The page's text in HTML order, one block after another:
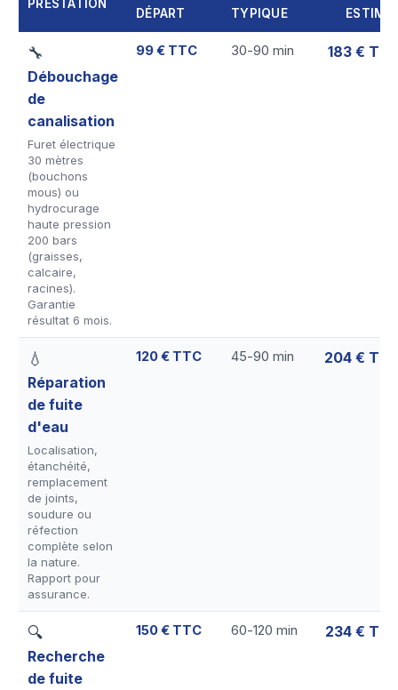
PRESTATION
DÉPART
TYPIQUE
🔧
Débouchage
de
canalisation
Furet électrique
30 mètres
(bouchons
mous) ou
hydrocurage
haute pression
200 bars
(graisses,
calcaire,
racines).
Garantie
résultat 6 mois.
99 € TTC 30-90 min 183 €
💧
Réparation
de fuite
d'eau
Localisation,
étanchéité,
remplacement
de joints,
soudure ou
réfection
complète selon
la nature.
Rapport pour
assurance.
120 € TTC 45-90 min 204 €
🔍
Recherche
de fuite
150 € TTC 60-120 min 234 €